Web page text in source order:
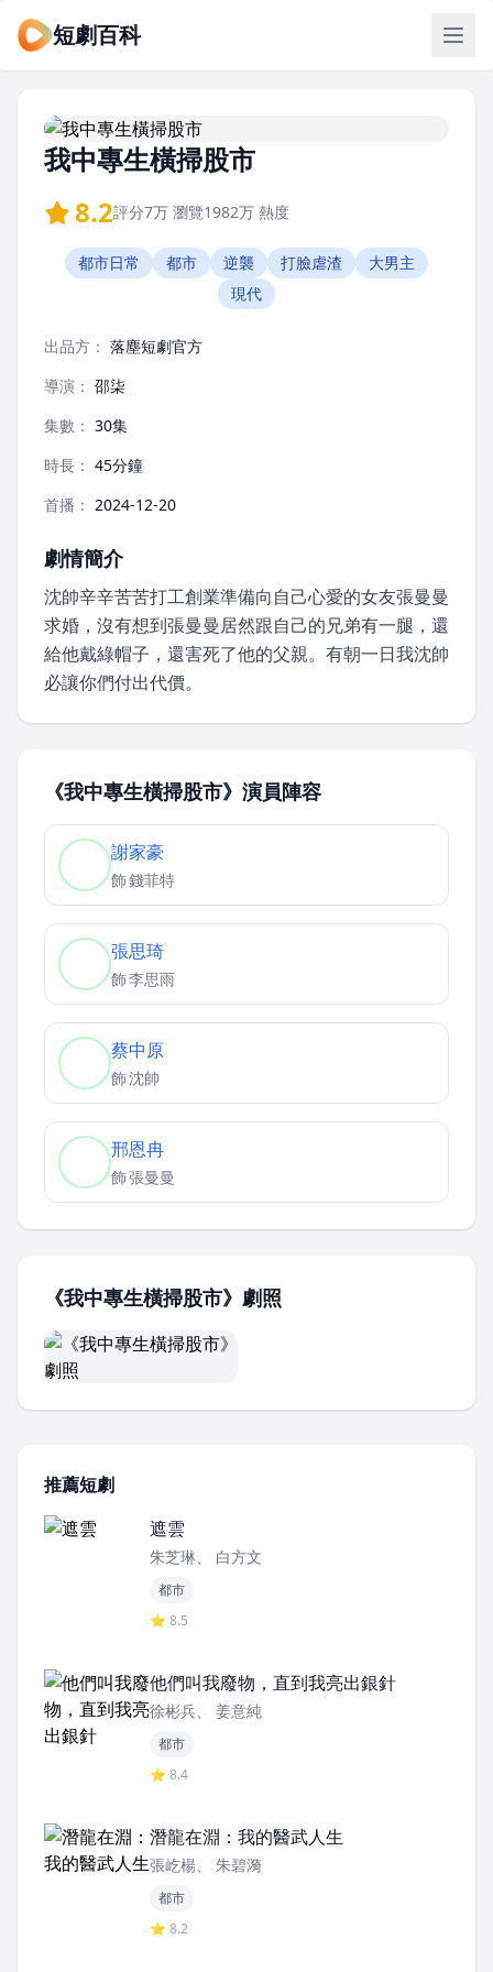
短劇百科
我中專生橫掃股市
8.2評分7万 瀏覽1982万 熱度
都市日常 都市 逆襲 打臉虐渣
大男主
現代
出品方： 落塵短劇官方
導演： 邵柒
集數： 30集
時長： 45分鐘
首播： 2024-12-20
劇情簡介
沈帥辛辛苦苦打工創業準備向自己心愛的女友張曼曼
求婚，沒有想到張曼曼居然跟自己的兄弟有一腿，還
給他戴綠帽子，還害死了他的父親。有朝一日我沈帥
必讓你們付出代價。
《我中專生橫掃股市》演員陣容
謝家豪
飾錢菲特
張思琦
飾李思雨
蔡中原
飾沈帥
邢恩冉
飾張曼曼
《我中專生橫掃股市》劇照
推薦短劇
遮雲
朱芝琳、 白方文
都市
⭐ 8.5
他們叫我廢物，直到我亮出銀針
徐彬兵、 姜意純
都市
⭐ 8.4
潛龍在淵：我的醫武人生
張屹楊、 朱碧漪
都市
⭐ 8.2